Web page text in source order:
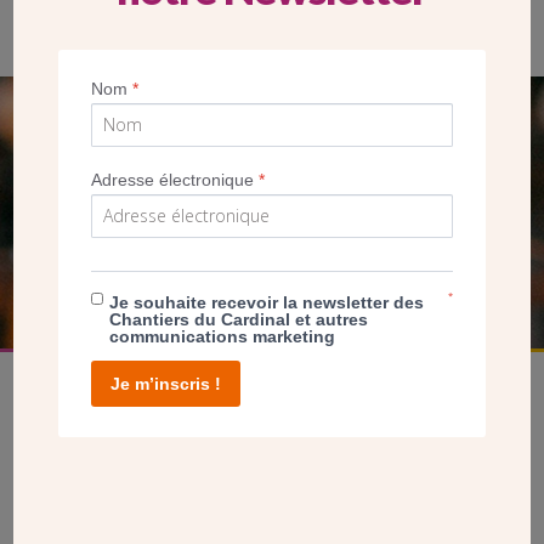
SEUL VOTRE DON
NOUS PERMET D’AGIR
FAIRE UN DON
Nom*
Adresse électronique*
Je souhaite recevoir la newsletter des
Chantiers du Cardinal et autres
communications marketing
*
Je m’inscris !